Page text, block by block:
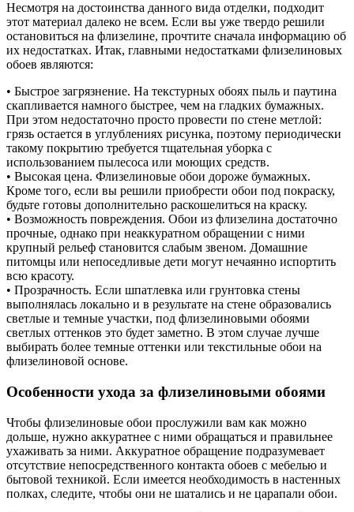
Несмотря на достоинства данного вида отделки, подходит
этот материал далеко не всем. Если вы уже твердо решили
остановиться на флизелине, прочтите сначала информацию об
их недостатках. Итак, главными недостатками флизелиновых
обоев являются:
• Быстрое загрязнение. На текстурных обоях пыль и паутина
скапливается намного быстрее, чем на гладких бумажных.
При этом недостаточно просто провести по стене метлой:
грязь остается в углублениях рисунка, поэтому периодически
такому покрытию требуется тщательная уборка с
использованием пылесоса или моющих средств.
• Высокая цена. Флизелиновые обои дороже бумажных.
Кроме того, если вы решили приобрести обои под покраску,
будьте готовы дополнительно раскошелиться на краску.
• Возможность повреждения. Обои из флизелина достаточно
прочные, однако при неаккуратном обращении с ними
крупный рельеф становится слабым звеном. Домашние
питомцы или непоседливые дети могут нечаянно испортить
всю красоту.
• Прозрачность. Если шпатлевка или грунтовка стены
выполнялась локально и в результате на стене образовались
светлые и темные участки, под флизелиновыми обоями
светлых оттенков это будет заметно. В этом случае лучше
выбирать более темные оттенки или текстильные обои на
флизелиновой основе.
Особенности ухода за флизелиновыми обоями
Чтобы флизелиновые обои прослужили вам как можно
дольше, нужно аккуратнее с ними обращаться и правильнее
ухаживать за ними. Аккуратное обращение подразумевает
отсутствие непосредственного контакта обоев с мебелью и
бытовой техникой. Если имеется необходимость в настенных
полках, следите, чтобы они не шатались и не царапали обои.